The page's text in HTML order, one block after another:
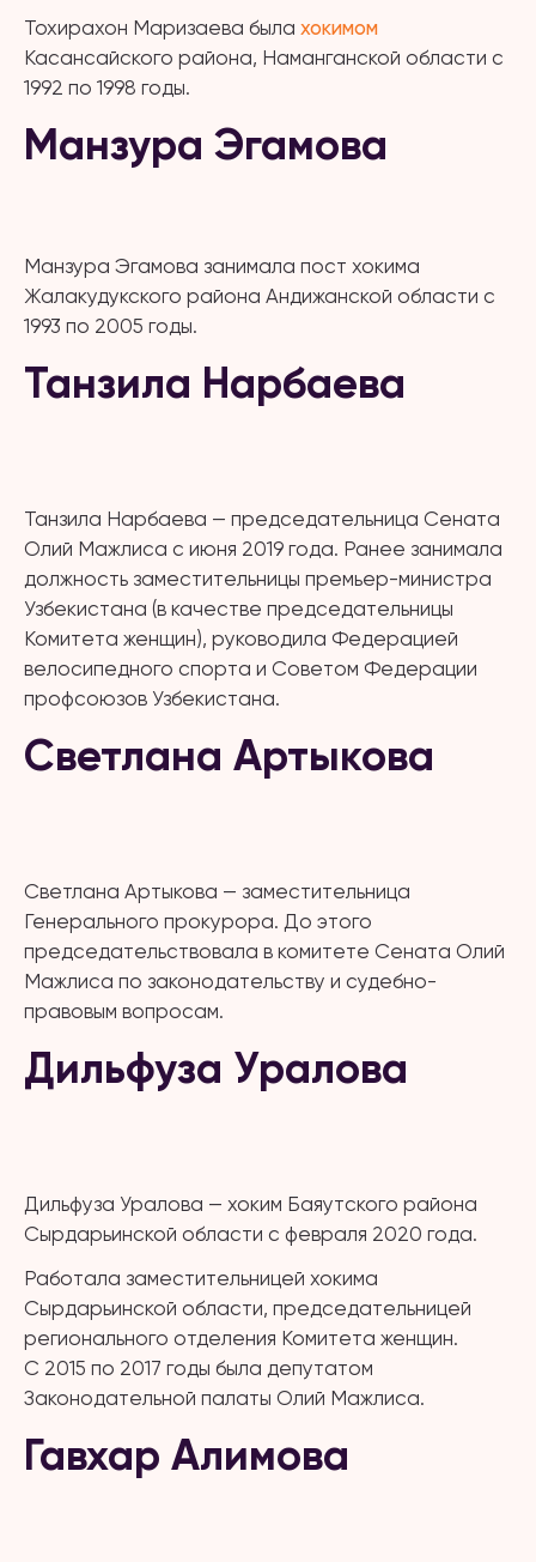
Тохирахон Маризаева была хокимом
Касансайского района, Наманганской области с
1992 по 1998 годы.
Манзура Эгамова
Манзура Эгамова занимала пост хокима
Жалакудукского района Андижанской области с
1993 по 2005 годы.
Танзила Нарбаева
Танзила Нарбаева — председательница Сената
Олий Мажлиса с июня 2019 года. Ранее занимала
должность заместительницы премьер-министра
Узбекистана (в качестве председательницы
Комитета женщин), руководила Федерацией
велосипедного спорта и Советом Федерации
профсоюзов Узбекистана.
Светлана Артыкова
Светлана Артыкова — заместительница
Генерального прокурора. До этого
председательствовала в комитете Сената Олий
Мажлиса по законодательству и судебно-
правовым вопросам.
Дильфуза Уралова
Дильфуза Уралова — хоким Баяутского района
Сырдарьинской области с февраля 2020 года.
Работала заместительницей хокима
Сырдарьинской области, председательницей
регионального отделения Комитета женщин.
С 2015 по 2017 годы была депутатом
Законодательной палаты Олий Мажлиса.
Гавхар Алимова